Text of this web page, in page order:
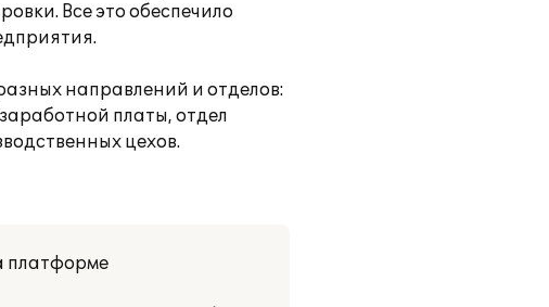
Все это обеспечило
направлений и отделов:
платы, отдел
цехов.
платформе